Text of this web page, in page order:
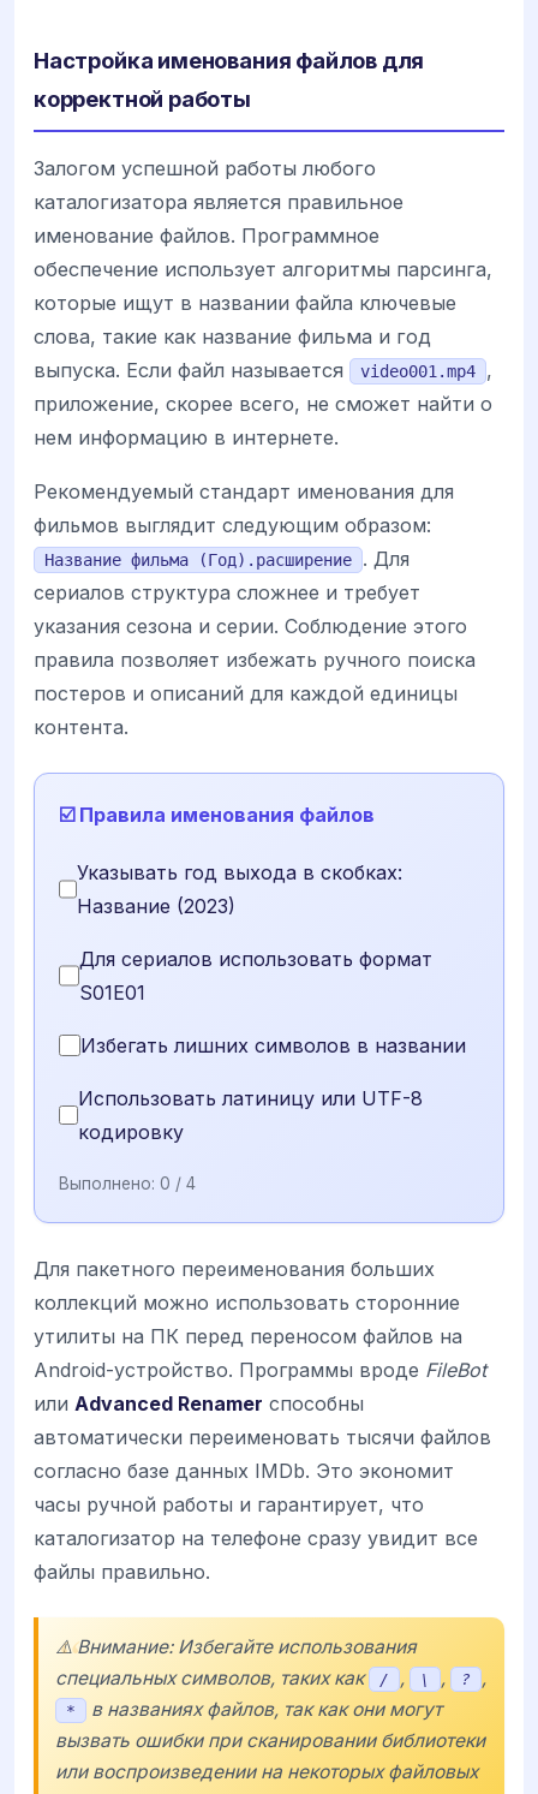
Настройка именования файлов для
корректной работы
Залогом успешной работы любого
каталогизатора является правильное
именование файлов. Программное
обеспечение использует алгоритмы парсинга,
которые ищут в названии файла ключевые
слова, такие как название фильма и год
выпуска. Если файл называется
video001.mp4
,
приложение, скорее всего, не сможет найти о
нем информацию в интернете.
Рекомендуемый стандарт именования для
фильмов выглядит следующим образом:
Название фильма (Год).расширение
. Для
сериалов структура сложнее и требует
указания сезона и серии. Соблюдение этого
правила позволяет избежать ручного поиска
постеров и описаний для каждой единицы
контента.
☑️ Правила именования файлов
Указывать год выхода в скобках:
Название (2023)
Для сериалов использовать формат
S01E01
Избегать лишних символов в названии
Использовать латиницу или UTF-8
кодировку
Выполнено: 0 / 4
Для пакетного переименования больших
коллекций можно использовать сторонние
утилиты на ПК перед переносом файлов на
Android-устройство. Программы вроде FileBot
или Advanced Renamer способны
автоматически переименовать тысячи файлов
согласно базе данных IMDb. Это экономит
часы ручной работы и гарантирует, что
каталогизатор на телефоне сразу увидит все
файлы правильно.
⚠️ Внимание: Избегайте использования
специальных символов, таких как
/ , \ , ? ,
*
в названиях файлов, так как они могут
вызвать ошибки при сканировании библиотеки
или воспроизведении на некоторых файловых